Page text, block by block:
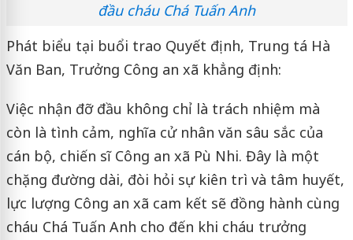
đầu cháu Chá Tuấn Anh
Phát biểu tại buổi trao Quyết định, Trung tá Hà
Văn Ban, Trưởng Công an xã khẳng định:
Việc nhận đỡ đầu không chỉ là trách nhiệm mà
còn là tình cảm, nghĩa cử nhân văn sâu sắc của
cán bộ, chiến sĩ Công an xã Pù Nhi. Đây là một
chặng đường dài, đòi hỏi sự kiên trì và tâm huyết,
lực lượng Công an xã cam kết sẽ đồng hành cùng
cháu Chá Tuấn Anh cho đến khi cháu trưởng